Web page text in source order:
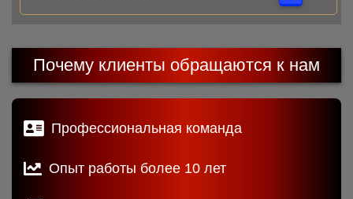
Почему клиенты обращаются к нам
Профессиональная команда
Опыт работы более 10 лет